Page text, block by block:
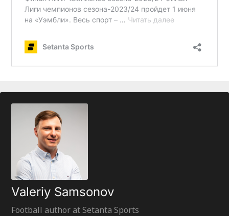
Valeriy Samsonov
Football author at Setanta Sports